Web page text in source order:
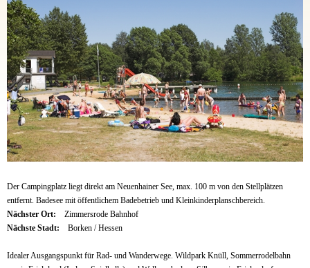
Der Campingplatz liegt direkt am Neuenhainer See, max. 100 m von den Stellplätzen
entfernt. Badesee mit öffentlichem Badebetrieb und Kleinkinderplanschbereich.
Nächster Ort:
Zimmersrode Bahnhof
Nächste Stadt:
Borken / Hessen
Idealer Ausgangspunkt für Rad- und Wanderwege. Wildpark Knüll, Sommerrodelbahn